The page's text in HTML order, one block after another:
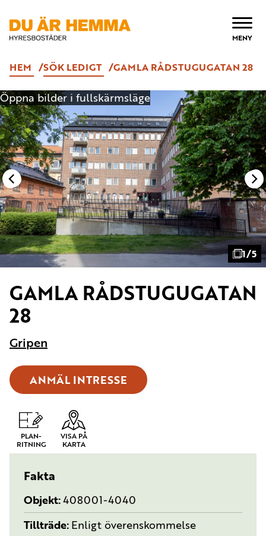
ÖPPNA
MENY
HEM SÖK LEDIGT GAMLA RÅDSTUGUGATAN 28
Öppna bilder i fullskärmsläge
1/5
GAMLA RÅDSTUGUGATAN
28
Gripen
ANMÄL INTRESSE
PLAN-
RITNING
VISA PÅ
KARTA
Fakta
Objekt 408001-4040
Tillträde Enligt överenskommelse